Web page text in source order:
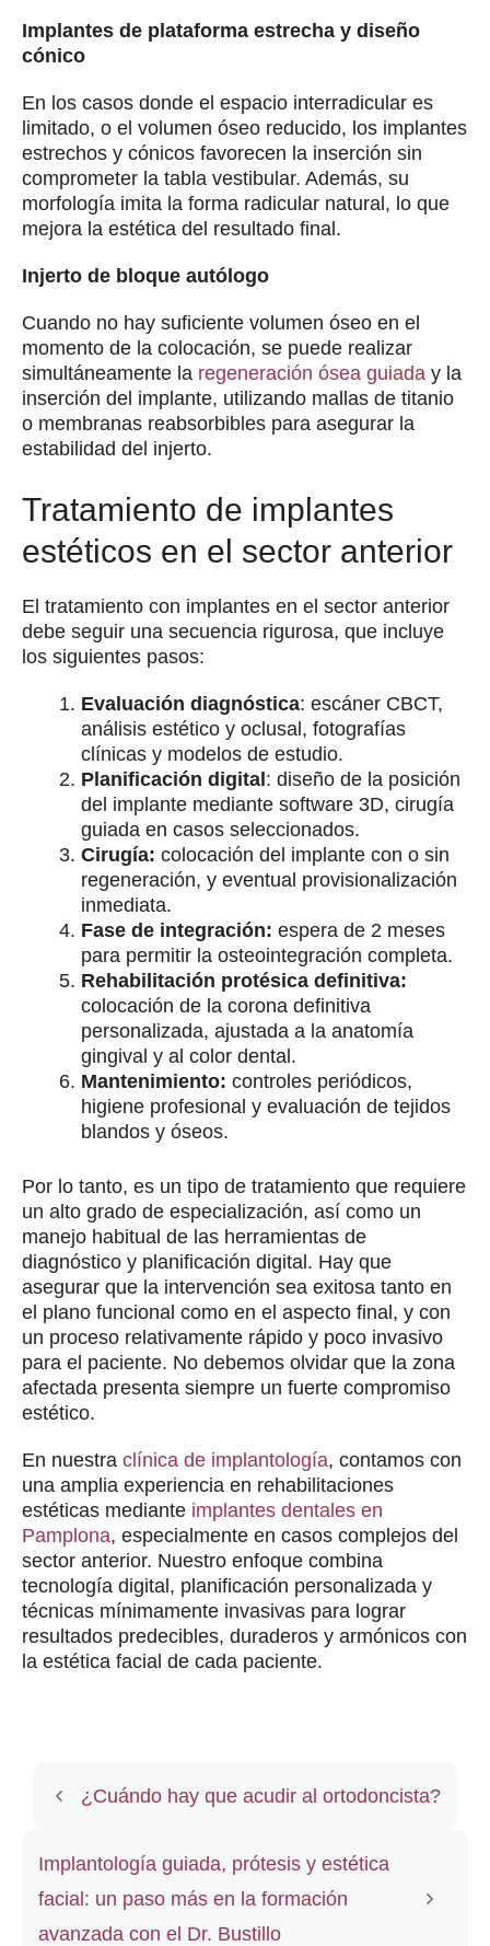
Implantes de plataforma estrecha y diseño
cónico
En los casos donde el espacio interradicular es
limitado, o el volumen óseo reducido, los implantes
estrechos y cónicos favorecen la inserción sin
comprometer la tabla vestibular. Además, su
morfología imita la forma radicular natural, lo que
mejora la estética del resultado final.
Injerto de bloque autólogo
Cuando no hay suficiente volumen óseo en el
momento de la colocación, se puede realizar
simultáneamente la regeneración ósea guiada y la
inserción del implante, utilizando mallas de titanio
o membranas reabsorbibles para asegurar la
estabilidad del injerto.
Tratamiento de implantes
estéticos en el sector anterior
El tratamiento con implantes en el sector anterior
debe seguir una secuencia rigurosa, que incluye
los siguientes pasos:
Evaluación diagnóstica: escáner CBCT,
análisis estético y oclusal, fotografías
clínicas y modelos de estudio.
Planificación digital: diseño de la posición
del implante mediante software 3D, cirugía
guiada en casos seleccionados.
Cirugía: colocación del implante con o sin
regeneración, y eventual provisionalización
inmediata.
Fase de integración: espera de 2 meses
para permitir la osteointegración completa.
Rehabilitación protésica definitiva:
colocación de la corona definitiva
personalizada, ajustada a la anatomía
gingival y al color dental.
Mantenimiento: controles periódicos,
higiene profesional y evaluación de tejidos
blandos y óseos.
Por lo tanto, es un tipo de tratamiento que requiere
un alto grado de especialización, así como un
manejo habitual de las herramientas de
diagnóstico y planificación digital. Hay que
asegurar que la intervención sea exitosa tanto en
el plano funcional como en el aspecto final, y con
un proceso relativamente rápido y poco invasivo
para el paciente. No debemos olvidar que la zona
afectada presenta siempre un fuerte compromiso
estético.
En nuestra clínica de implantología, contamos con
una amplia experiencia en rehabilitaciones
estéticas mediante implantes dentales en
Pamplona, especialmente en casos complejos del
sector anterior. Nuestro enfoque combina
tecnología digital, planificación personalizada y
técnicas mínimamente invasivas para lograr
resultados predecibles, duraderos y armónicos con
la estética facial de cada paciente.
¿Cuándo hay que acudir al ortodoncista?
Implantología guiada, prótesis y estética
facial: un paso más en la formación
avanzada con el Dr. Bustillo